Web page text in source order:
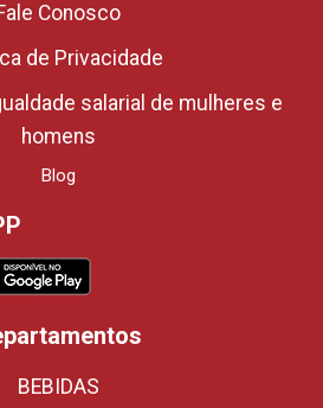
Conosco
de Privacidade
salarial de mulheres e
homens
Blog
BEBIDAS